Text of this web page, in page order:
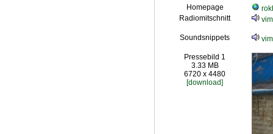
Homepage
Radiomitschnitt
Soundsnippets
Pressebild 1
3.33 MB
6720 x 4480
[download]